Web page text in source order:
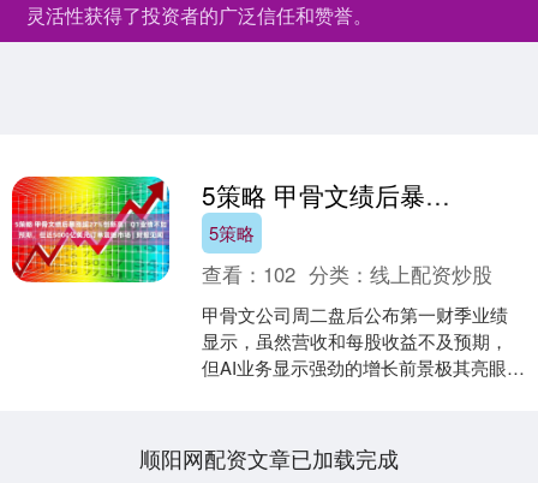
灵活性获得了投资者的广泛信任和赞誉。
5策略 甲骨文绩后暴涨超27%创新高！Q1业绩不如预期，但近5000亿美元订单震撼市场 | 财报见闻
5策略
查看： 102 分类：线上配资炒股
甲骨文公司周二盘后公布第一财季业绩
显示，虽然营收和每股收益不及预期，
但AI业务显示强劲的增长前景极其亮眼，
顺阳网配资文章已加载完成